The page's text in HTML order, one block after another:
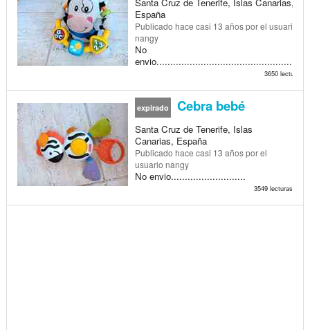
España
Publicado hace casi 13 añospor el usuario
nangy
No
envio.....................................................
3650 lecturas
expirado Cebra bebé
Santa Cruz de Tenerife, Islas
Canarias, España
Publicado hace casi 13 añospor el
usuario nangy
No envio...........................
3549 lecturas